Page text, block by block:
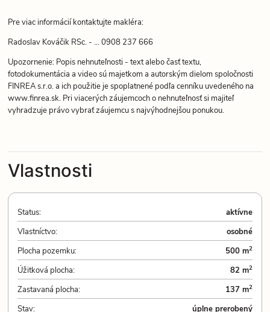
Pre viac informácií kontaktujte makléra:
Radoslav Kováčik RSc. - ... 0908 237 666
Upozornenie: Popis nehnuteľnosti - text alebo časť textu,
fotodokumentácia a video sú majetkom a autorským dielom spoločnosti
FINREA s.r.o. a ich použitie je spoplatnené podľa cenníku uvedeného na
www.finrea.sk. Pri viacerých záujemcoch o nehnuteľnosť si majiteľ
vyhradzuje právo vybrať záujemcu s najvýhodnejšou ponukou.
Vlastnosti
Status:
aktívne
Vlastníctvo:
osobné
Plocha pozemku:
500 m2
Úžitková plocha: 82 m2
Zastavaná plocha: 137 m2
Stav:
úplne prerobený